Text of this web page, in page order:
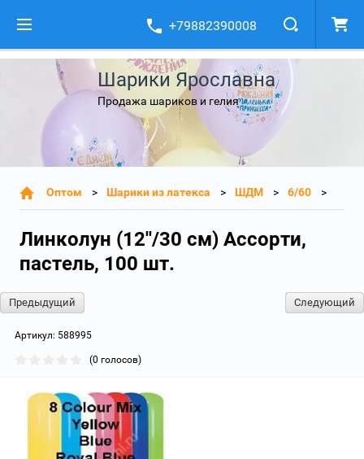
+79882390008
Шарики Ярославна
Продажа шариков и гелия
Оптом Шарики из латекса ШДМ 6/60
Линколун (12''/30 см) Ассорти,
пастель, 100 шт.
Предыдущий Следующий
Артикул: 588995
(0 голосов)